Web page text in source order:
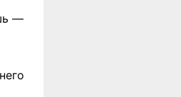
—